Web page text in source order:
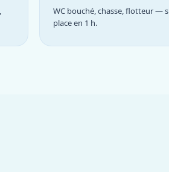
WC bouché, chasse, flotteur —
place en 1 h.